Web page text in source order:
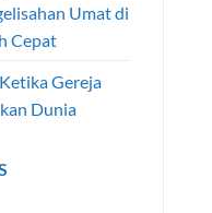
Umat di
Cepat
Gereja
Dunia